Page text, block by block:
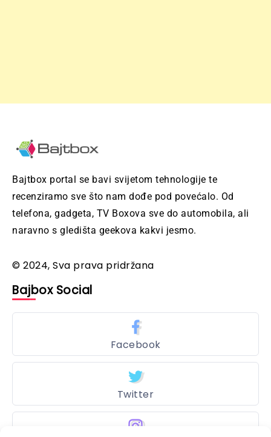
Bajtbox portal se bavi svijetom tehnologije te
recenziramo sve što nam dođe pod povećalo. Od
telefona, gadgeta, TV Boxova sve do automobila, ali
naravno s gledišta geekova kakvi jesmo.
© 2024, Sva prava pridržana
Bajbox Social
Facebook
Twitter